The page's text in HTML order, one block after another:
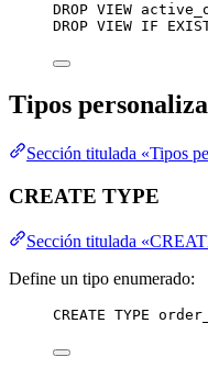
DROP VIEW
DROP VIEW IF
Tipos
Sección titulada «Tipos
CREATE TYPE
Sección titulada
Define un tipo enumerado:
CREATE TYPE